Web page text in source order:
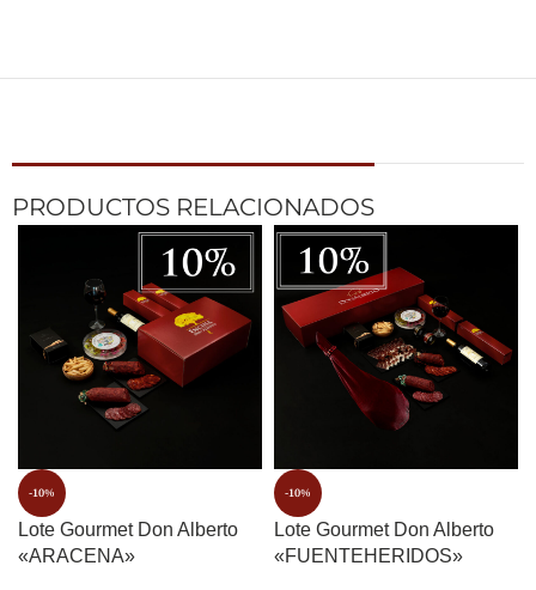
PRODUCTOS RELACIONADOS
-10%
Lote Gourmet Don Alberto
«ARACENA»
-10%
Lote Gourmet Don Alberto
«FUENTEHERIDOS»